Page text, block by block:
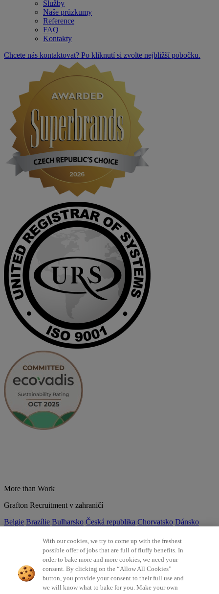
Služby
Naše průzkumy
Reference
FAQ
Kontakty
Chcete nás kontaktovat? Po kliknutí si zvolte nejbližší pobočku.
More than Work
Grafton Recruitment v zahraničí
Belgie Brazílie Bulharsko Česká republika Chorvatsko Dánsko
Německo Nizozemsko Norsko Polsko Portugalsko
Slovensko Španělsko Srbsko Švýcarsko Turecko
©2026 Všechna práva vyhrazena Grafton Recruitment
Ochrana osobních údajů Zásady používání cookies Všeobecné
With our cookies, we try to come up with the freshest
possible offer of jobs that are full of fluffy benefits. In
order to bake more and more cookies, we need your
consent. By clicking on the “Allow All Cookies”
button, you provide your consent to their full use and
we will know what to bake for you. Make your own